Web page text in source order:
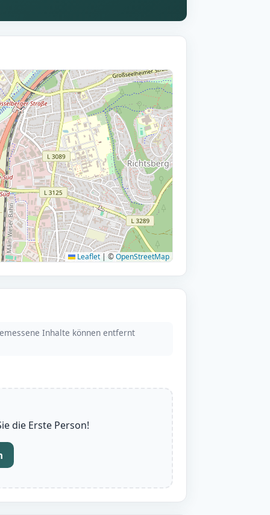
Leaflet| ©OpenStreetMap
Inhalte können entfernt
die Erste Person!